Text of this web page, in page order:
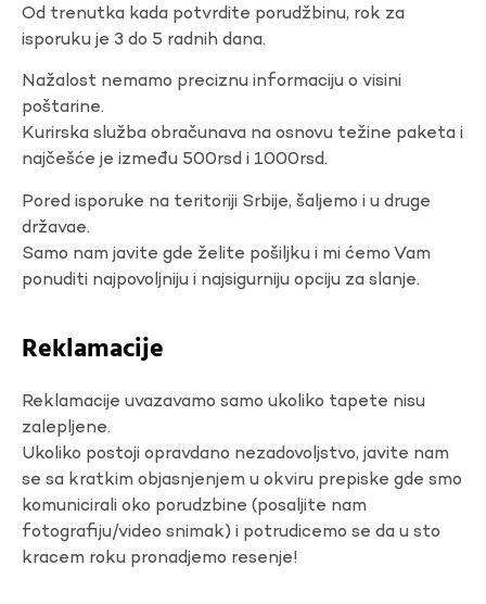
Od trenutka kada potvrdite porudžbinu, rok za
isporuku je 3 do 5 radnih dana.
Nažalost nemamo preciznu informaciju o visini
poštarine.
Kurirska služba obračunava na osnovu težine paketa i
najčešće je između 500rsd i 1000rsd.
Pored isporuke na teritoriji Srbije, šaljemo i u druge
državae.
Samo nam javite gde želite pošiljku i mi ćemo Vam
ponuditi najpovoljniju i najsigurniju opciju za slanje.
Reklamacije
Reklamacije uvazavamo samo ukoliko tapete nisu
zalepljene.
Ukoliko postoji opravdano nezadovoljstvo, javite nam
se sa kratkim objasnjenjem u okviru prepiske gde smo
komunicirali oko porudzbine (posaljite nam
fotografiju/video snimak) i potrudicemo se da u sto
kracem roku pronadjemo resenje!